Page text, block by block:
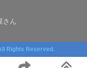
さん
Rights Reserved.